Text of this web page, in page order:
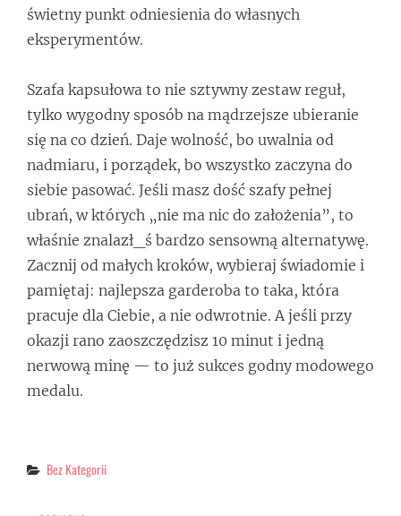
świetny punkt odniesienia do własnych
eksperymentów.
Szafa kapsułowa to nie sztywny zestaw reguł,
tylko wygodny sposób na mądrzejsze ubieranie
się na co dzień. Daje wolność, bo uwalnia od
nadmiaru, i porządek, bo wszystko zaczyna do
siebie pasować. Jeśli masz dość szafy pełnej
ubrań, w których „nie ma nic do założenia”, to
właśnie znalazł_ś bardzo sensowną alternatywę.
Zacznij od małych kroków, wybieraj świadomie i
pamiętaj: najlepsza garderoba to taka, która
pracuje dla Ciebie, a nie odwrotnie. A jeśli przy
okazji rano zaoszczędzisz 10 minut i jedną
nerwową minę — to już sukces godny modowego
medalu.
Categories
Bez Kategorii